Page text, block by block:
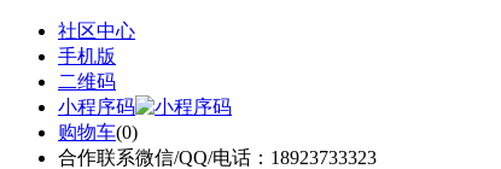
社区中心
手机版
二维码
小程序码
购物车(0)
合作联系微信/QQ/电话：18923733323